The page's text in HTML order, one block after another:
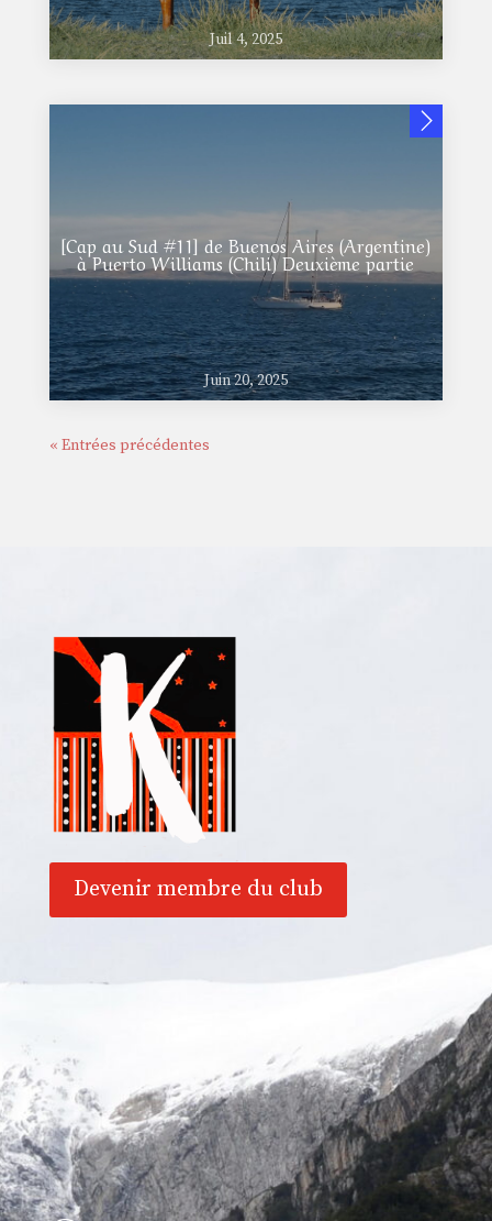
Juil 4, 2025
[Cap au Sud #11] de Buenos Aires (Argentine)
à Puerto Williams (Chili) Deuxième partie
Juin 20, 2025
« Entrées précédentes
Devenir membre du club